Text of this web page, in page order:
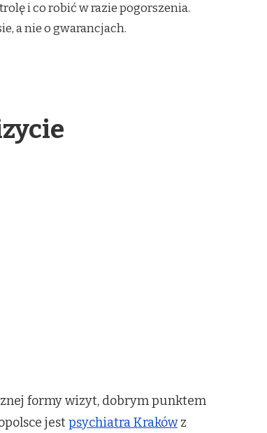
i co robić w razie pogorszenia.
a nie o gwarancjach.
formy wizyt, dobrym punktem
jestpsychiatra Krakówz